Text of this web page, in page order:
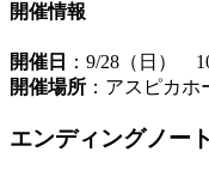
開催情報
開催日
：9/28（日）
開催場所 ：アスピカホ
エンディングノー